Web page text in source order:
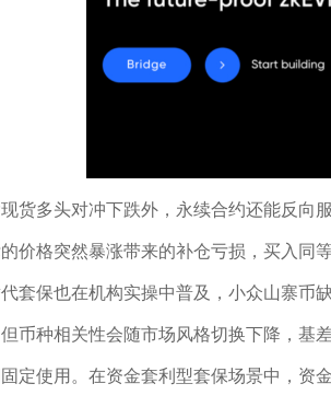
现货多头对冲下跌外，永续合约还能反向
价格突然暴涨带来的补仓亏损，买入同
套保也在机构实操中普及，小众山寨币
币种相关性会随市场风格切换下降，基
定使用。在资金套利型套保场景中，资